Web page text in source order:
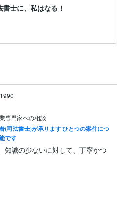
士に、私はなる！
専門家への相談
(司法書士)が承ります ひとつの案件につ
です
知識の少ないに対して、丁寧かつ